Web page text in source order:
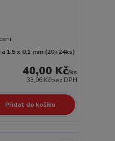
1,5 x 0,1 mm (20+24ks)
40,00 Kč/ks
33,06 Kčbez DPH
Přidat do košíku